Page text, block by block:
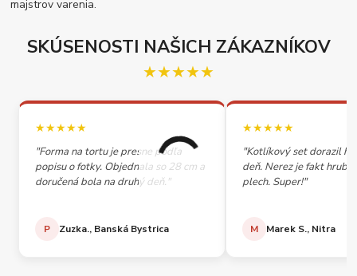
majstrov varenia.
SKÚSENOSTI NAŠICH ZÁKAZNÍKOV
★★★★★
★★★★★
"Forma na tortu je presne podľa
popisu o fotky. Objednala so 28 cm a
doručená bola na druhý deň."
P Zuzka., Banská Bystrica
★★★★★
"Kotlíkový set dorazil
deň. Nerez je fakt
plech. Super!"
M Marek S., Nitra